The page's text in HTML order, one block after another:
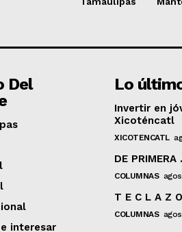
Del
interesar
Lo
Invertir en
Xicoténcatl
XICOTENCATL
DE
COLUMNAS
T E C L A Z
COLUMNAS